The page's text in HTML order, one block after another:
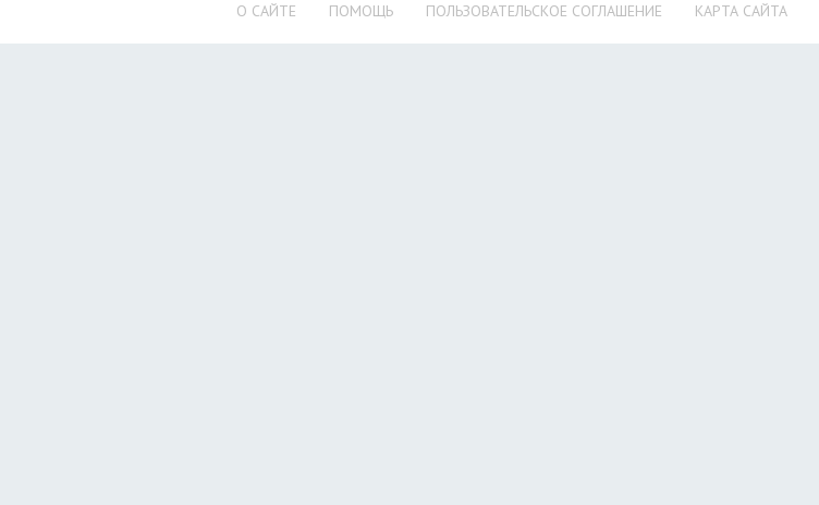
О САЙТЕ ПОМОЩЬ ПОЛЬЗОВАТЕЛЬСКОЕ СОГЛАШЕНИЕ КАРТА САЙТА